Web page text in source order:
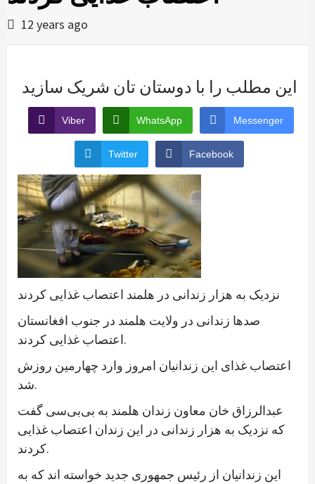
12 years ago
این مطلب را با دوستان تان شریک سازید
Viber WhatsApp Messenger
Twitter Facebook
نزدیک به هزار زندانی در هلمند اعتصاب غذایی کردند
صدها زندانی در ولایت هلمند در جنوب افغانستان
اعتصاب غذایی کردند.
اعتصاب غذای این زندانیان امروز وارد چهارمین روزش
شد.
عبدالرزاق خان معاون زندان هلمند به بی‌بی‌سی گفت
که نزدیک به هزار زندانی در این زندان اعتصاب غذایی
کردند.
این زندانیان از رئیس جمهوری جدید خواسته اند که به